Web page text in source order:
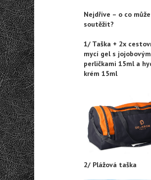
Nejdříve – o co
soutěžit?
1/ Taška + 2x
mycí gel s
perličkami 15ml a
krém 15ml
2/ Plážová taška